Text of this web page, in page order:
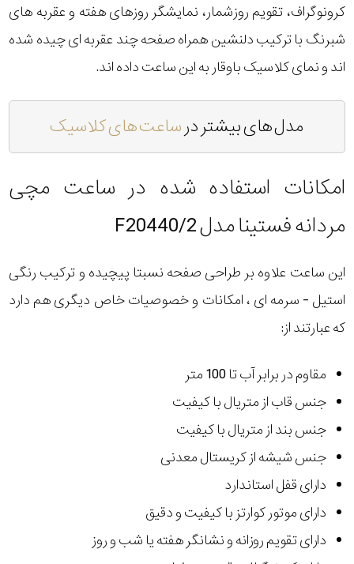
کرونوگراف، تقویم روزشمار، نمایشگر روزهای هفته و عقربه های
شبرنگ با ترکیب دلنشین همراه صفحه چند عقربه ای چیده شده
اند و نمای کلاسیک باوقار به این ساعت داده اند.
مدل های بیشتر درساعت های کلاسیک
امکانات استفاده شده در ساعت مچی
مردانه فستینا مدل F20440/2
این ساعت علاوه بر طراحی صفحه نسبتا پیچیده و ترکیب رنگی
استیل - سرمه ای ، امکانات و خصوصیات خاص دیگری هم دارد
که عبارتند از:
مقاوم در برابر آب تا 100 متر
جنس قاب از متریال با کیفیت
جنس بند از متریال با کیفیت
جنس شیشه از کریستال معدنی
دارای قفل استاندارد
دارای موتور کوارتز با کیفیت و دقیق
دارای تقویم روزانه و نشانگر هفته یا شب و روز